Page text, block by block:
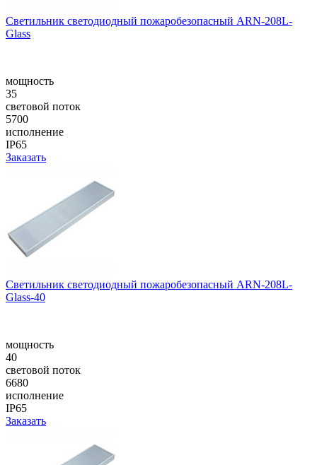
Cветильник светодиодный пожаробезопасный ARN-208L-
Glass
мощность
35
световой поток
5700
исполнение
IP65
Заказать
Cветильник светодиодный пожаробезопасный ARN-208L-
Glass-40
мощность
40
световой поток
6680
исполнение
IP65
Заказать